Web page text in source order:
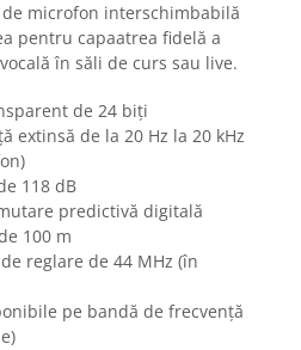
de microfon interschimbabilă
pentru capaatrea fidelă a
în săli de curs sau live.
de 24 biți
extinsă de la 20 Hz la 20 kHz
118 dB
predictivă digitală
100 m
reglare de 44 MHz (în
pe bandă de frecvență